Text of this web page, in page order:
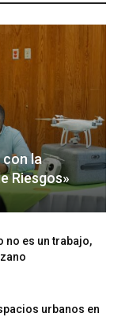
la
Riesgos»
no es un trabajo,
urbanos en